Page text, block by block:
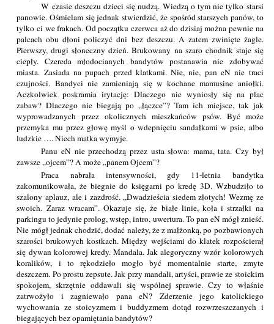
W czasie deszczu dzieci się nudzą. Wiedzą o tym nie tylko starsi
panowie. Ośmielam się jednak stwierdzić, że spośród starszych panów, to
tylko ci we frakach. Od początku czerwca aż do dzisiaj można pewnie na
palcach obu dłoni policzyć dni bez deszczu. A zatem zwinięte żagle.
Pierwszy, drugi słoneczny dzień. Brukowany na szaro chodnik staje się
ciepły. Czereda młodocianych bandytów postanawia nie zdobywać
miasta. Zasiada na pupach przed klatkami. Nie, nie, pan eN nie traci
czujności. Bandyci nie zamieniają się w kochane mamusine aniołki.
Aczkolwiek poskramia irytację: Dlaczego nie wyniosły się na plac
zabaw? Dlaczego nie biegają po „łączce”? Tam ich miejsce, tak jak
wyprowadzanych przez okolicznych mieszkańców psów. Być może
przemyka mu przez głowę myśl o wdepnięciu sandałkami w psie, albo
ludzkie …. Niech matka wymyje.
Panu eN nie przechodzą przez usta słowa: mama, tata. Czy był
zawsze „ojcem”? A może „panem Ojcem”?
Praca nabrała intensywności, gdy 11-letnia bandytka
zakomunikowała, że biegnie do księgarni po kredę 3D. Wzbudziło to
szalony aplauz, ale i zazdrość. „Dwadzieścia siedem złotych! Wezmę ze
swoich. Zaraz wracam”. Okazuje się, że białe linie, koła i strzałki na
parkingu to jedynie prolog, wstęp, intro, uwertura. To pan eN mógł znieść.
Nie mógł jednak chodzić, dodać należy, że z małżonką, po pozbawionych
szarości brukowych kostkach. Między wejściami do klatek rozpościerał
się dywan kolorowej kredy. Mandala. Jak alegoryczny wzór kolorowych
koralików, i to rękodzieło mogło być momentalnie starte, zmyte
deszczem. Po prostu zepsute. Jak przy mandali, artyści, prawie ze stoickim
spokojem, skrzętnie oddawali się wspólnej sprawie. Czy to właśnie
zatrwożyło i zagniewało pana eN? Zderzenie jego katolickiego
wychowania ze stoicyzmem i buddyzmem dotąd rozwrzeszczanych i
biegających bez opamiętania bandytów?